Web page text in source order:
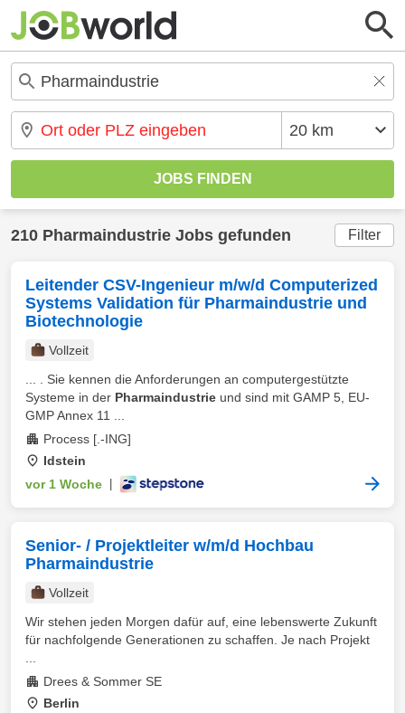
210 Pharmaindustrie Jobs gefunden Filter
Leitender CSV-Ingenieur m/w/d Computerized
Systems Validation für Pharmaindustrie und
Biotechnologie
Vollzeit
... . Sie kennen die Anforderungen an computergestützte
Systeme in der Pharmaindustrie und sind mit GAMP 5, EU-
GMP Annex 11 ...
Process [.-ING]
Idstein
vor 1 Woche
Senior- / Projektleiter w/m/d Hochbau
Pharmaindustrie
Vollzeit
Wir stehen jeden Morgen dafür auf, eine lebenswerte Zukunft
für nachfolgende Generationen zu schaffen. Je nach Projekt
Drees & Sommer SE
Berlin